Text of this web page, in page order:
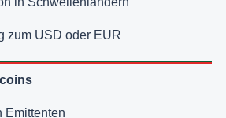
zum USD oder EUR
Emittenten